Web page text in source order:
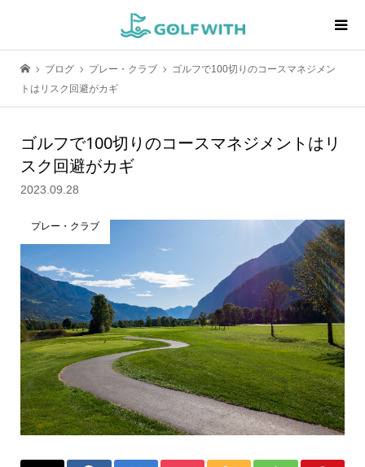
ブログ プレー・クラブ
ゴルフで100切りのコースマネジメン
トはリスク回避がカギ
ゴルフで100切りのコースマネジメントはリ
スク回避がカギ
2023.09.28
プレー・クラブ